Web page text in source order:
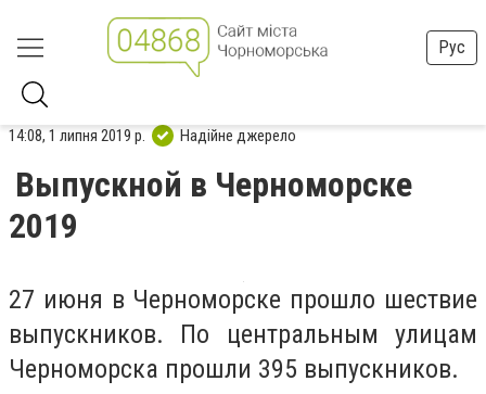
Рус
14:08, 1 липня 2019 р. Надійне джерело
Выпускной в Черноморске
2019
27 июня в Черноморске прошло шествие
выпускников. По центральным улицам
Черноморска прошли 395 выпускников.